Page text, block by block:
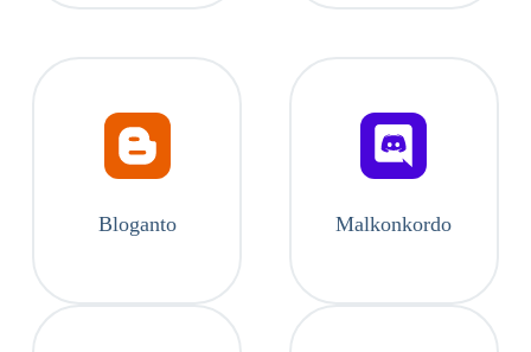
Bloganto Malkonkordo